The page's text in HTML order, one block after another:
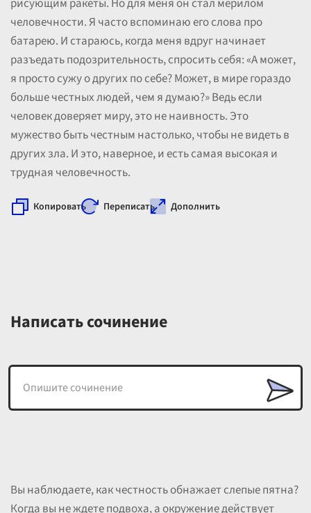
рисующим ракеты. Но для меня он стал мерилом
человечности. Я часто вспоминаю его слова про
батарею. И стараюсь, когда меня вдруг начинает
разъедать подозрительность, спросить себя: «А может,
я просто сужу о других по себе? Может, в мире гораздо
больше честных людей, чем я думаю?» Ведь если
человек доверяет миру, это не наивность. Это
мужество быть честным настолько, чтобы не видеть в
других зла. И это, наверное, и есть самая высокая и
трудная человечность.
Копировать Переписать Дополнить
Написать сочинение
Вы наблюдаете, как честность обнажает слепые пятна?
Когда вы не ждете подвоха, а окружение действует